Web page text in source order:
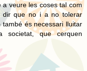
veure les coses tal com
dir que no i a no tolerar
és necessari lluitar
que cerquen